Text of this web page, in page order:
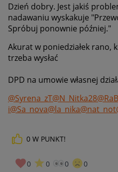
Dzień dobry. Jest jakiś
nadawaniu wyskakuje "
Spróbuj ponownie później."
Akurat w poniedziałek rano,
trzeba wysłać
DPD na umowie własnej
@Syrena_zT@N_Nitka28
i@Sa_nova@la_nika@nat_not
0 W PUNKT!
0 0 0 0